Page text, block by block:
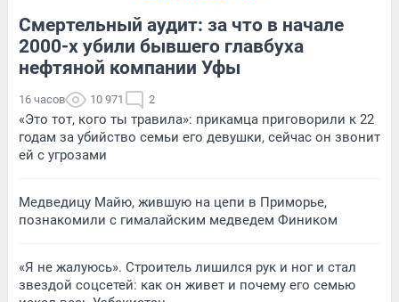
Смертельный аудит: за что в начале
2000-х убили бывшего главбуха
нефтяной компании Уфы
16 часов 10 971 2
«Это тот, кого ты травила»: прикамца приговорили к 22
годам за убийство семьи его девушки, сейчас он звонит
ей с угрозами
Медведицу Майю, жившую на цепи в Приморье,
познакомили с гималайским медведем Фиником
«Я не жалуюсь». Строитель лишился рук и ног и стал
звездой соцсетей: как он живет и почему его семью